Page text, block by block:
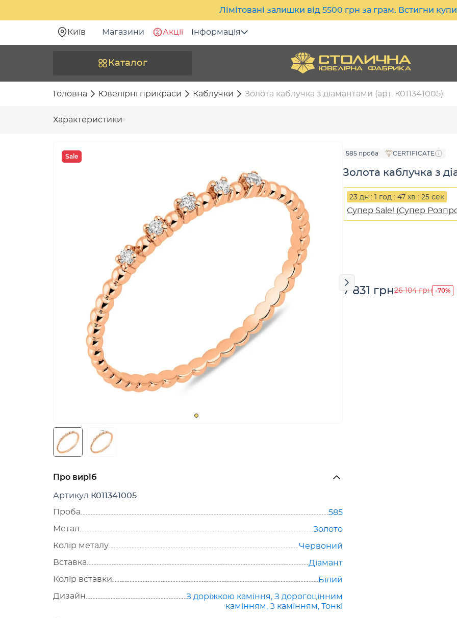
Лімітовані залишки від 5500 грн за грам. Встигни
Київ Магазини Акції Інформація
Каталог
Головна Ювелірні прикраси Каблучки Золота каблучка з діамантами (арт. К011341005)
Характеристики
Sale
Про виріб
Артикул К011341005
Проба
585
Метал
Золото
Колір металу
Червоний
Вставка
Діамант
Колір вставки
Білий
Дизайн
З доріжкою каміння, З дорогоцінним
камінням, З камінням, Тонкі
585 проба CERTIFICATE
Золота каблучка з
23 дн : 1 год : 47 хв : 24 сек
Супер Sale! (Супер
7 831 грн26 104 грн -70%